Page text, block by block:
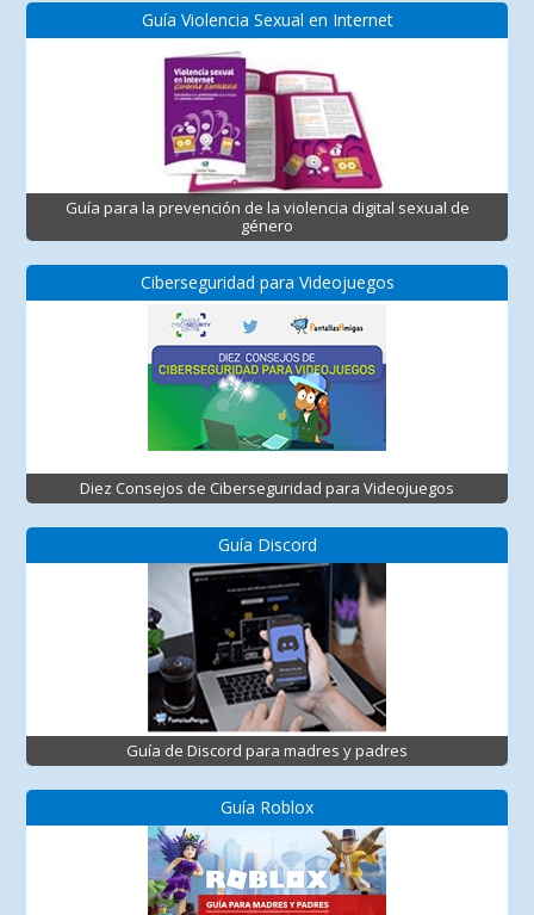
Guía Violencia Sexual en Internet
Guía para la prevención de la violencia digital sexual de
género
Ciberseguridad para Videojuegos
Diez Consejos de Ciberseguridad para Videojuegos
Guía Discord
Guía de Discord para madres y padres
Guía Roblox